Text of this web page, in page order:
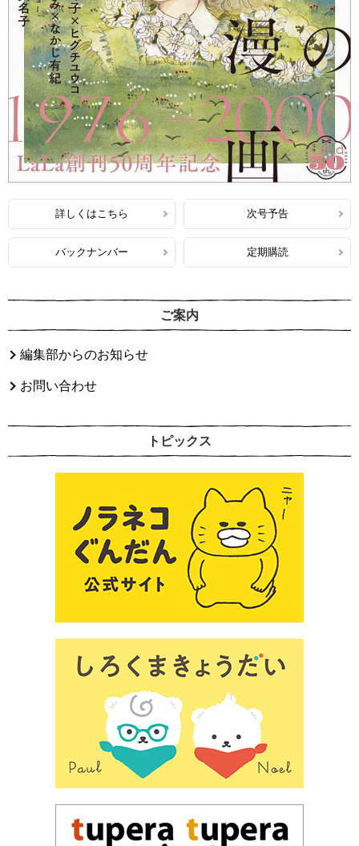
詳しくはこちら 次号予告
バックナンバー 定期購読
ご案内
編集部からのお知らせ
お問い合わせ
トピックス